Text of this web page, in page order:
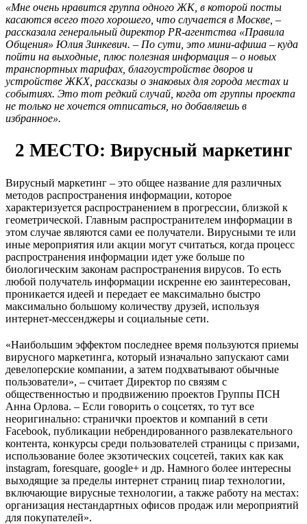
«Мне очень нравится группа одного ЖК, в которой посты
касаются всего того хорошего, что случается в Москве, –
рассказала генеральный директор PR-агентства «Правила
Общения» Юлия Зинкевич. – По сути, это мини-афиша – куда
пойти на выходные, плюс полезная информация – о новых
транспортных тарифах, благоустройстве дворов и
устройстве ЖКХ, рассказы о знаковых для города местах и
событиях. Это тот редкий случай, когда от группы проекта
не только не хочется отписаться, но добавляешь в
избранное».
2 МЕСТО: Вирусный маркетинг
Вирусный маркетинг – это общее название для различных
методов распространения информации, которое
характеризуется распространением в прогрессии, близкой к
геометрической. Главным распространителем информации в
этом случае являются сами ее получатели. Вирусными те или
иные мероприятия или акции могут считаться, когда процесс
распространения информации идет уже больше по
биологическим законам распространения вирусов. То есть
любой получатель информации искренне ею заинтересован,
проникается идеей и передает ее максимально быстро
максимально большому количеству друзей, используя
интернет-мессенджеры и социальные сети.
«Наибольшим эффектом последнее время пользуются приемы
вирусного маркетинга, который изначально запускают сами
девелоперские компании, а затем подхватывают обычные
пользователи», – считает Директор по связям с
общественностью и продвижению проектов Группы ПСН
Анна Орлова. – Если говорить о соцсетях, то тут все
неоригинально: странички проектов и компаний в сети
Facebook, публикации небрендированного развлекательного
контента, конкурсы среди пользователей страницы с призами,
использование более экзотических соцсетей, таких как как
instagram, foresquare, google+ и др. Намного более интересны
выходящие за пределы интернет страниц пиар технологии,
включающие вирусные технологии, а также работу на местах:
организация нестандартных офисов продаж или мероприятий
для покупателей».